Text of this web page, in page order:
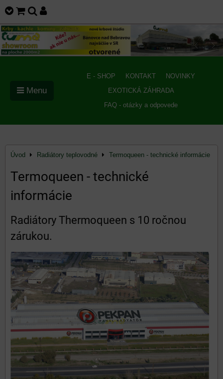
E - SHOP KONTAKT
NOVINKY
EXOTICKÁ ZÁHRADA
FAQ - otázky a odpovede
Menu
Úvod Radiátory teplovodné Termoqueen - technické informácie
Termoqueen - technické
informácie
Radiátory Thermoqueen s 10 ročnou
zárukou.